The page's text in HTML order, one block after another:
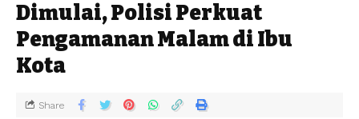
Dimulai, Polisi Perkuat
Pengamanan Malam di Ibu
Kota
Share